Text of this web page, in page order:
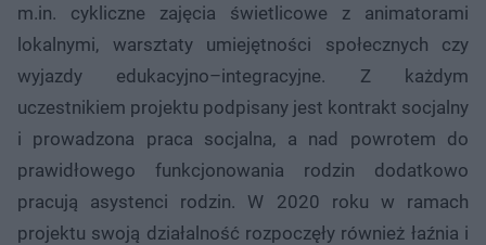
m.in. cykliczne zajęcia świetlicowe z animatorami
lokalnymi, warsztaty umiejętności społecznych czy
wyjazdy edukacyjno–integracyjne. Z każdym
uczestnikiem projektu podpisany jest kontrakt socjalny
i prowadzona praca socjalna, a nad powrotem do
prawidłowego funkcjonowania rodzin dodatkowo
pracują asystenci rodzin. W 2020 roku w ramach
projektu swoją działalność rozpoczęły również łaźnia i